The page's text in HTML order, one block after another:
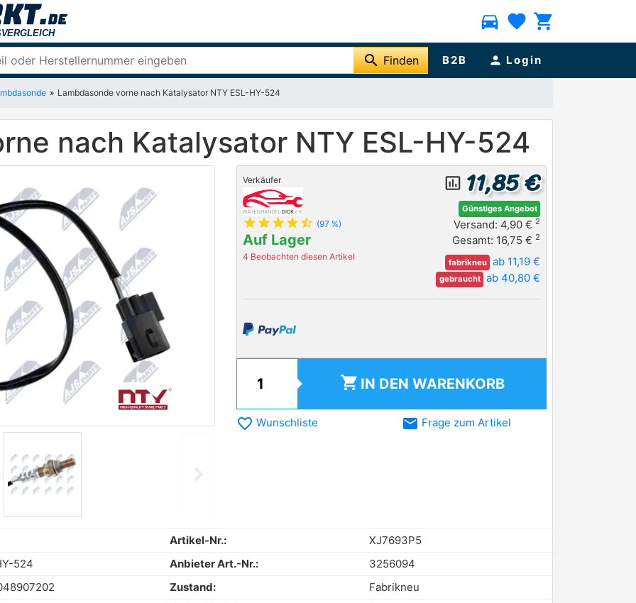
directions_car favorite shopping_cart
search Finden B2B person Login
Lambdasonde vorne nach Katalysator NTY ESL-HY-524
nach Katalysator NTY ESL-HY-524
Verkäufer
star star star star star_half (97 %)
Auf Lager
4 Beobachten diesen Artikel
insert_chart_outlined 11,85 €
Günstiges Angebot
Versand: 4,90 € 2
Gesamt: 16,75 € 2
fabrikneu ab 11,19 €
gebraucht ab 40,80 €
shopping_cart IN DEN WARENKORB
favorite_border Wunschliste email Frage zum Artikel
Artikel-Nr.:
XJ7693P5
524 Anbieter Art.-Nr.:
3256094
Zustand:
Fabrikneu